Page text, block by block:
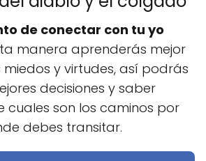
de conectar con tu yo
manera aprenderás mejor
miedos y virtudes, así podrás
decisiones y saber
cuales son los caminos por
debes transitar.